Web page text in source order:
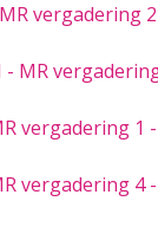
vergadering
- MR
vergadering 1
vergadering 4